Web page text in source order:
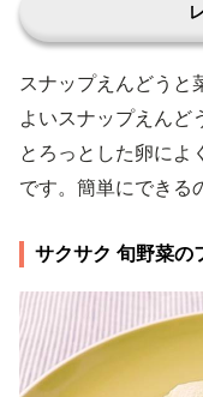
スナップえんどうと
よいスナップえんど
とろっとした卵によ
です。簡単にできる
サクサク 旬野菜の